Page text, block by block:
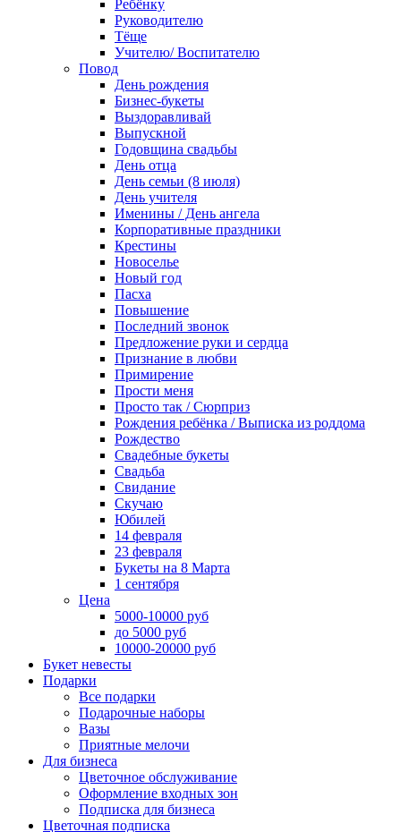
Ребёнку
Руководителю
Тёще
Учителю/ Воспитателю
Повод
День рождения
Бизнес-букеты
Выздоравливай
Выпускной
Годовщина свадьбы
День отца
День семьи (8 июля)
День учителя
Именины / День ангела
Корпоративные праздники
Крестины
Новоселье
Новый год
Пасха
Повышение
Последний звонок
Предложение руки и сердца
Признание в любви
Примирение
Прости меня
Просто так / Сюрприз
Рождения ребёнка / Выписка из роддома
Рождество
Свадебные букеты
Свадьба
Свидание
Скучаю
Юбилей
14 февраля
23 февраля
Букеты на 8 Марта
1 сентября
Цена
5000-10000 руб
до 5000 руб
10000-20000 руб
Букет невесты
Подарки
Все подарки
Подарочные наборы
Вазы
Приятные мелочи
Для бизнеса
Цветочное обслуживание
Оформление входных зон
Подписка для бизнеса
Цветочная подписка